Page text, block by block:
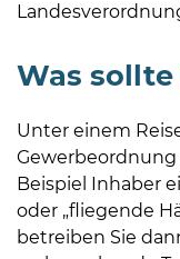
Was
Unter einem
Gewerbeordnung
Beispiel Inhaber
oder „fliegende
betreiben Sie